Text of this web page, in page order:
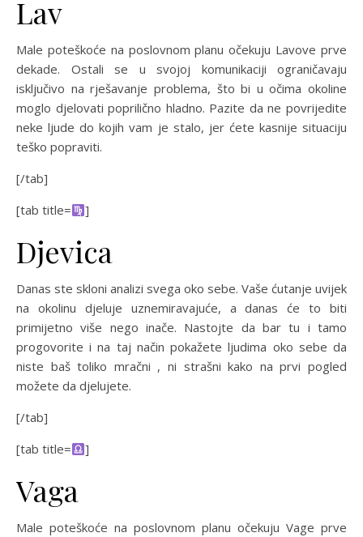
Lav
Male poteškoće na poslovnom planu očekuju Lavove prve
dekade. Ostali se u svojoj komunikaciji ograničavaju
isključivo na rješavanje problema, što bi u očima okoline
moglo djelovati poprilično hladno. Pazite da ne povrijedite
neke ljude do kojih vam je stalo, jer ćete kasnije situaciju
teško popraviti.
[/tab]
[tab title=
]
Djevica
Danas ste skloni analizi svega oko sebe. Vaše ćutanje uvijek
na okolinu djeluje uznemiravajuće, a danas će to biti
primijetno više nego inače. Nastojte da bar tu i tamo
progovorite i na taj način pokažete ljudima oko sebe da
niste baš toliko mračni , ni strašni kako na prvi pogled
možete da djelujete.
[/tab]
[tab title=
]
Vaga
Male poteškoće na poslovnom planu očekuju Vage prve